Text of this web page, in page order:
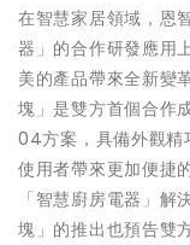
在智慧家居領域，恩
器」的合作研發應用
美的產品帶來全新變
塊」是雙方首個合作
04方案，具備外觀精
使用者帶來更加便捷
「智慧廚房電器」
塊」的推出也預告雙